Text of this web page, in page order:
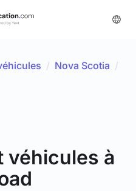
/ Nova Scotia /
véhicules à